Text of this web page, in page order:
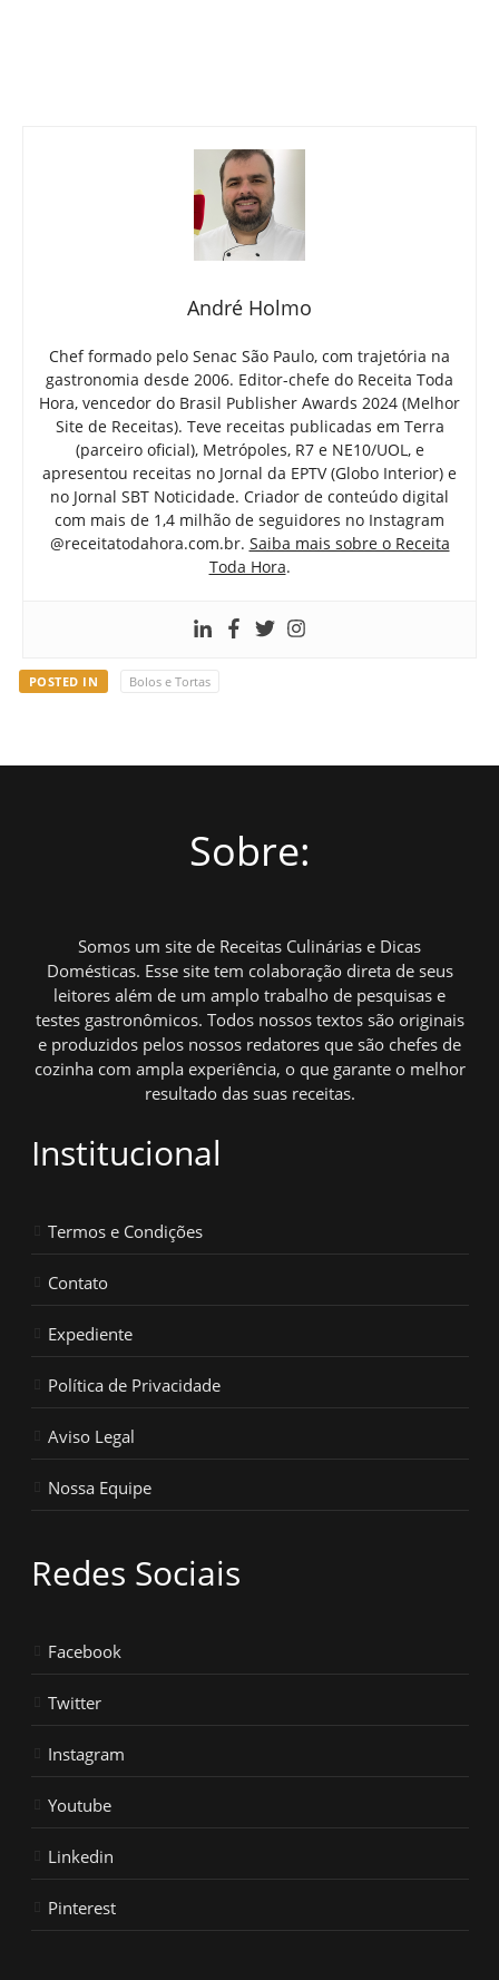
André Holmo
Chef formado pelo Senac São Paulo, com trajetória na
gastronomia desde 2006. Editor-chefe do Receita Toda
Hora, vencedor do Brasil Publisher Awards 2024 (Melhor
Site de Receitas). Teve receitas publicadas em Terra
(parceiro oficial), Metrópoles, R7 e NE10/UOL, e
apresentou receitas no Jornal da EPTV (Globo Interior) e
no Jornal SBT Noticidade. Criador de conteúdo digital
com mais de 1,4 milhão de seguidores no Instagram
@receitatodahora.com.br. Saiba mais sobre o Receita
Toda Hora.
POSTED IN Bolos e Tortas
Sobre:
Somos um site de Receitas Culinárias e Dicas
Domésticas. Esse site tem colaboração direta de seus
leitores além de um amplo trabalho de pesquisas e
testes gastronômicos. Todos nossos textos são originais
e produzidos pelos nossos redatores que são chefes de
cozinha com ampla experiência, o que garante o melhor
resultado das suas receitas.
Institucional
Termos e Condições
Contato
Expediente
Política de Privacidade
Aviso Legal
Nossa Equipe
Redes Sociais
Facebook
Twitter
Instagram
Youtube
Linkedin
Pinterest